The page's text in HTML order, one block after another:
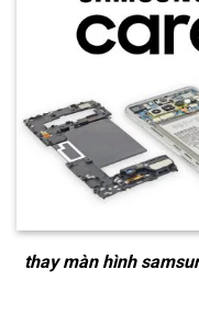
thay màn hình